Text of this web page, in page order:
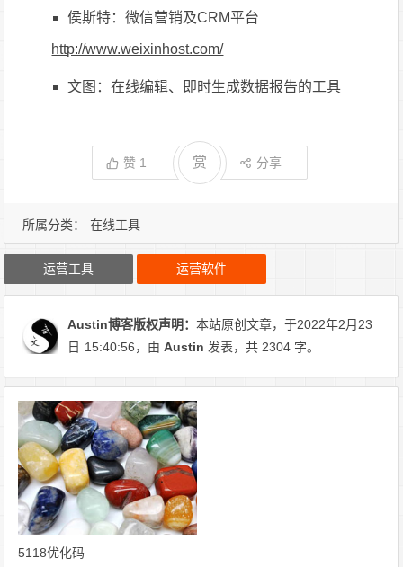
侯斯特：微信营销及CRM平台
http://www.weixinhost.com/
文图：在线编辑、即时生成数据报告的工具
赞 1 赏 分享
所属分类： 在线工具
运营工具 运营软件
Austin博客版权声明：本站原创文章，于2022年2月23
日 15:40:56，由Austin 发表，共 2304 字。
5118优化码